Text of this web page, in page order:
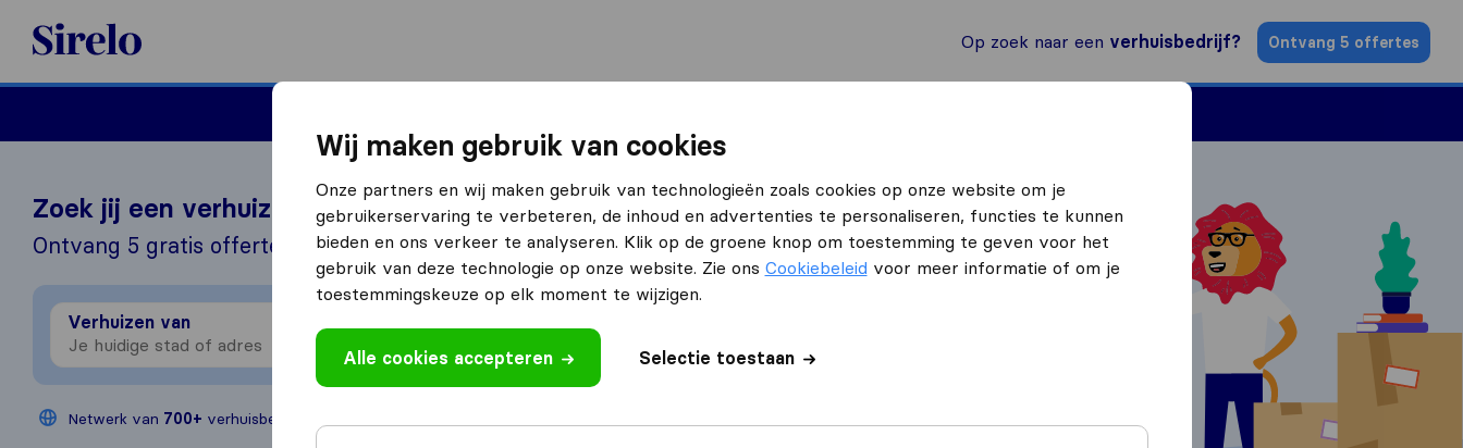
Sirelo.nl
Op zoek naar een verhuisbedrijf? Ontvang 5 offertes
Zoek jij een verhuizer?
Ontvang 5 gratis offertes in 3 stappen
Verhuizen van
Netwerk van 700+ verhuisbedrijven
Wij maken gebruik van cookies
Onze partners en wij maken gebruik van technologieën zoals cookies op onze website om je
gebruikerservaring te verbeteren, de inhoud en advertenties te personaliseren, functies te kunnen
bieden en ons verkeer te analyseren. Klik op de groene knop om toestemming te geven voor het
gebruik van deze technologie op onze website. Zie ons Cookiebeleid voor meer informatie of om je
toestemmingskeuze op elk moment te wijzigen.
Alle cookies accepteren Selectie toestaan